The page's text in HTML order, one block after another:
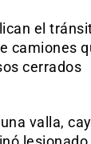
el
camiones
cerrados
valla,